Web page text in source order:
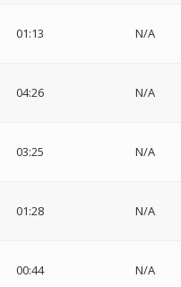
01:13 N/A
04:26 N/A
03:25 N/A
01:28 N/A
00:44 N/A